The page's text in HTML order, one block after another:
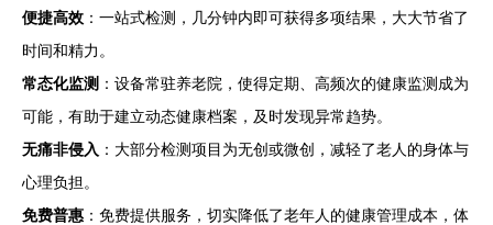
便捷高效 ：一站式检测，几分钟内即可获得多项结果，大大节省了
时间和精力。
常态化监测 ：设备常驻养老院，使得定期、高频次的健康监测成为
可能，有助于建立动态健康档案，及时发现异常趋势。
无痛非侵入 ：大部分检测项目为无创或微创，减轻了老人的身体与
心理负担。
免费普惠 ：免费提供服务，切实降低了老年人的健康管理成本，体